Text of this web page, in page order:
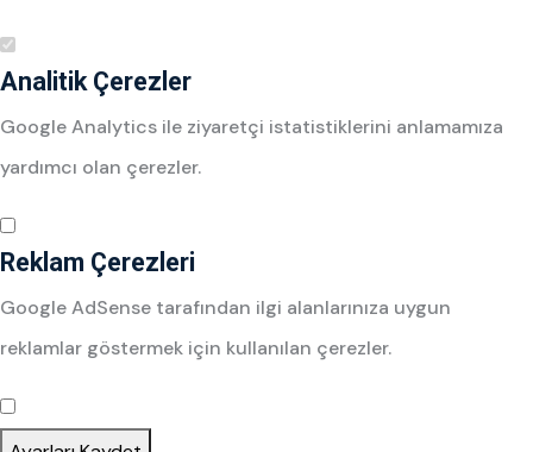
Analitik Çerezler
Google Analytics ile ziyaretçi istatistiklerini anlamamıza
yardımcı olan çerezler.
Reklam Çerezleri
Google AdSense tarafından ilgi alanlarınıza uygun
reklamlar göstermek için kullanılan çerezler.